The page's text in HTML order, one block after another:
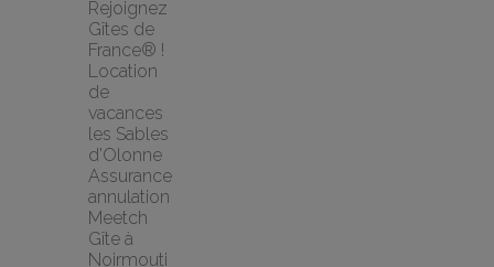
Rejoignez
Gîtes de
France® !
Location
de
vacances
les Sables
d'Olonne
Assurance
annulation
Meetch
Gîte à
Noirmouti